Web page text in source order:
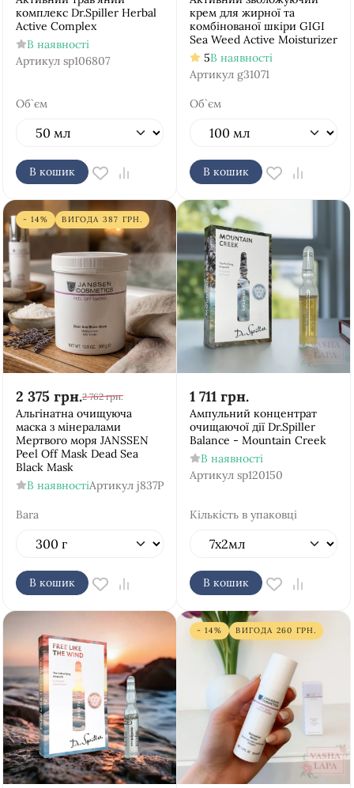
комплекс Dr.Spiller Herbal
Active Complex
В наявності
Артикул sp106807
Об`єм
В кошик
крем для жирної та
комбінованої шкіри GIGI
Sea Weed Active Moisturizer
5В наявності
Артикул g31071
Об`єм
В кошик
- 14% ВИГОДА 387 ГРН.
2 375 грн.2 762 грн.
Альгінатна очищуюча
маска з мінералами
Мертвого моря JANSSEN
Peel Off Mask Dead Sea
Black Mask
В наявностіАртикул j837P
Вага
В кошик
1 711 грн.
Ампульний концентрат
очищаючої дії Dr.Spiller
Balance - Mountain Creek
В наявності
Артикул sp120150
Кількість в упаковці
В кошик
- 14% ВИГОДА 260 ГРН.